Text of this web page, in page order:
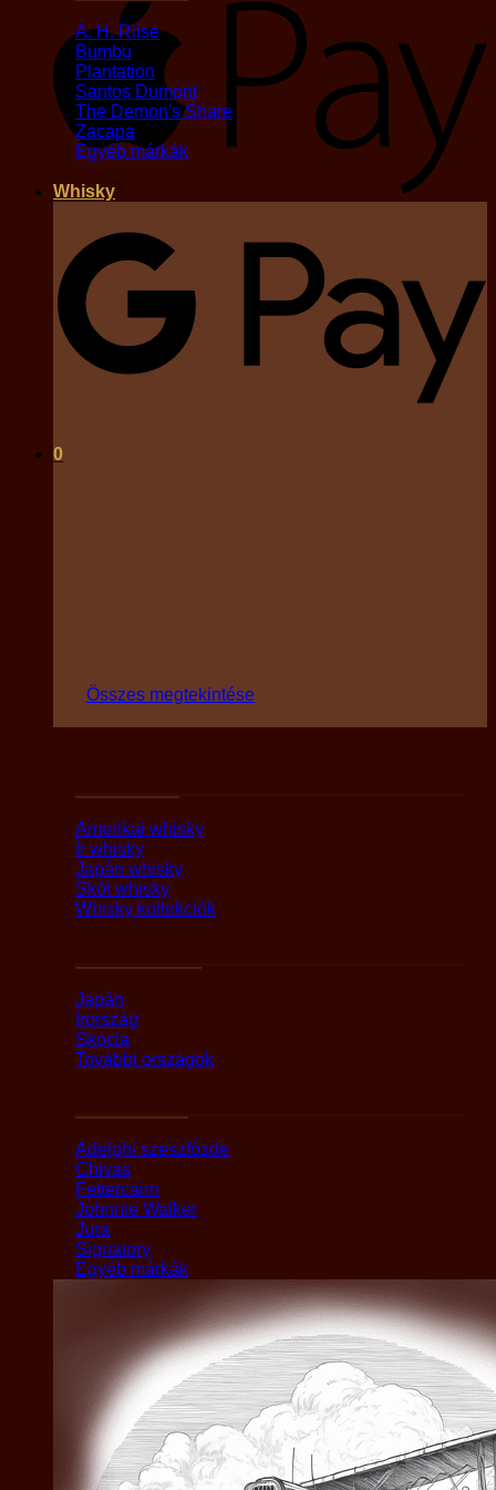
0
A. H. Riise
Bumbu
Plantation
Santos Dumont
The Demon's Share
Zacapa
Egyéb márkák
Whisky
Összes megtekintése
Amerikai whisky
Ír whisky
Japán whisky
Skót whisky
Whisky kollekciók
Japán
Írország
Skócia
További országok
Adelphi szeszfőzde
Chivas
Fettercairn
Johnnie Walker
Jura
Signatory
Egyéb márkák